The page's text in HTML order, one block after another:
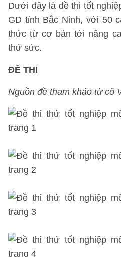
Dưới đây là đề thi tốt
GD tỉnh Bắc Ninh, với 50
thức từ cơ bản tới nâng
thử sức.
ĐỀ THI
Nguồn đề tham khảo từ cô